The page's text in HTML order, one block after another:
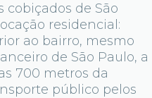
de São
residencial:
ao bairro, mesmo
de São Paulo, a
700 metros da
público pelos